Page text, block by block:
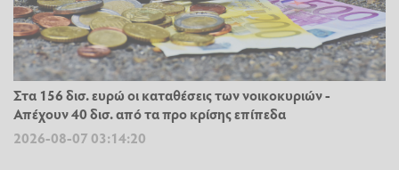
Στα 156 δισ. ευρώ οι καταθέσεις των νοικοκυριών -
Απέχουν 40 δισ. από τα προ κρίσης επίπεδα
2026-08-07 03:14:20